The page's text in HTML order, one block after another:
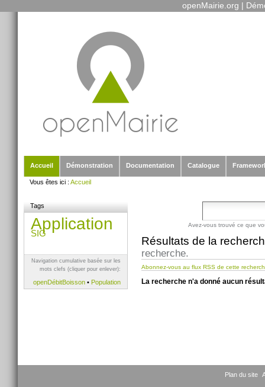
openMairie.org |
Accueil
Démonstration Documentation Catalogue
Vous êtes ici : Accueil
Tags
Application
SIG
Navigation cumulative basée sur les
mots clefs (cliquer pour enlever):
openDébitBoisson• Population
Avez-vous trouvé ce que
Résultats de la
recherche.
Abonnez-vous au flux RSS de cette
La recherche n'a donné aucun
Plan du site